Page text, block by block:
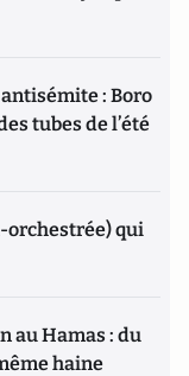
: Boro
tubes de l’été
orchestrée) qui
au Hamas : du
haine